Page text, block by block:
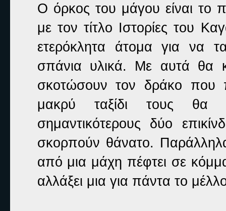
Ο όρκος του μάγου είναι το
με τον τίτλο Ιστορίες του
ετερόκλητα άτομα για να
σπάνια υλικά. Με αυτά θα
σκοτώσουν τον δράκο που
μακρύ ταξίδι τους θα
σημαντικότερους δύο
σκορπούν θάνατο.
από μια μάχη πέφτει σε
αλλάξει μια για πάντα το